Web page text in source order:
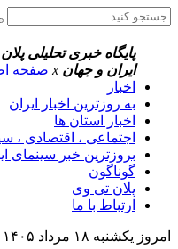
پایگاه خبری تحلیلی
ایران و جهان x صفحه
اخبار
به روزترین اخبار ایران
اخبار استان ها
اجتماعی ، اقتصادی ،
بروزترین خبر سینمای
گوناگون
پلان تی وی
ارتباط با ما
امروز یکشنبه ۱۸ مرداد ۱۴۰۵ - Sunday 9 August 2026